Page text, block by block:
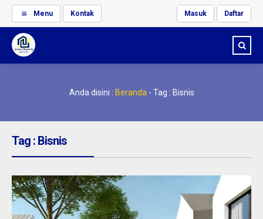
Menu Kontak Masuk Daftar
Anda disini : Beranda - Tag : Bisnis
Tag : Bisnis